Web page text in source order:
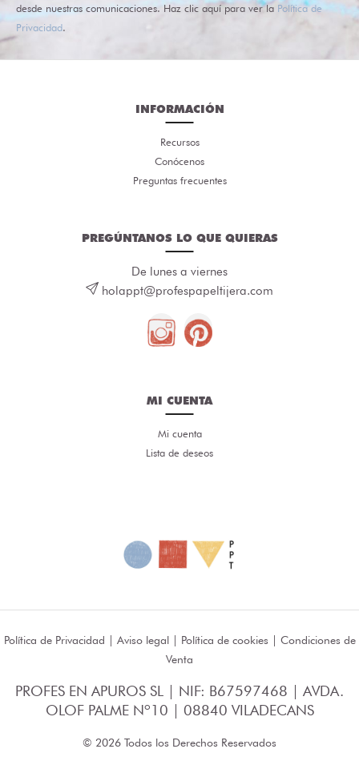
desde nuestras comunicaciones. Haz clic aquí para ver la Política de
Privacidad.
INFORMACIÓN
Recursos
Conócenos
Preguntas frecuentes
PREGÚNTANOS LO QUE QUIERAS
De lunes a viernes
holappt@profespapeltijera.com
MI CUENTA
Mi cuenta
Lista de deseos
Política de Privacidad | Aviso legal| Política de cookies | Condiciones de
Venta
PROFES EN APUROS SL | NIF: B67597468 | AVDA.
OLOF PALME Nº10 | 08840 VILADECANS
© 2026 Todos los Derechos Reservados